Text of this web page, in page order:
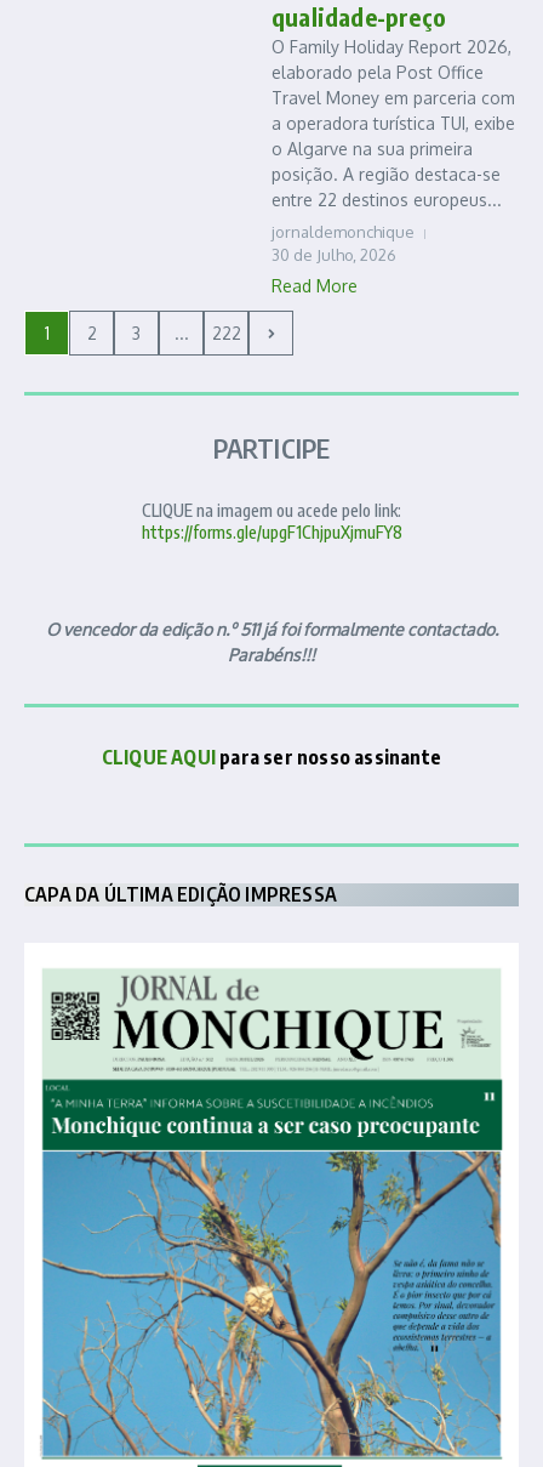
qualidade-preço
O Family Holiday Report 2026,
elaborado pela Post Office
Travel Money em parceria com
a operadora turística TUI, exibe
o Algarve na sua primeira
posição. A região destaca-se
entre 22 destinos europeus...
jornaldemonchique
30 de Julho, 2026
Read More
1 2 3 ... 222
PARTICIPE
CLIQUE na imagem ou acede pelo link:
https://forms.gle/upgF1ChjpuXjmuFY8
O vencedor da edição n.º 511 já foi formalmente contactado.
Parabéns!!!
CLIQUE AQUI para ser nosso assinante
CAPA DA ÚLTIMA EDIÇÃO IMPRESSA